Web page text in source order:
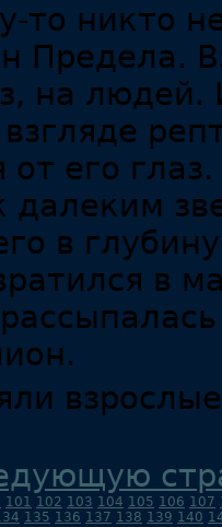
то никто
Предела.
на людей.
от его
далеким
в
в
101 102 103 104 105 106 107
135 136 137 138 139 140